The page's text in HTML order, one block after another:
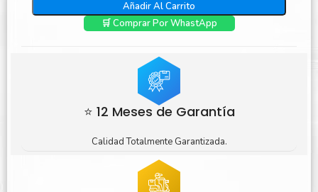
Añadir Al Carrito
🛒 Comprar Por WhastApp
⭐ 12 Meses de Garantía
Calidad Totalmente Garantizada.